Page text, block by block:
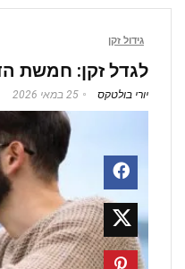
גידול זקן
לגדל זקן: חמשת
יורי בולטקס 25 במאי 2026